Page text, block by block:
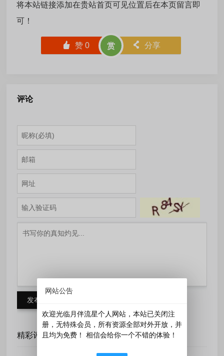
将本站链接添加在贵站首页可见位置后在本页留言即
可！
󰄼 赞0 赏 󰄯 分享
评论
发布评论
精彩评论
网站公告
欢迎光临月伴流星个人网站，本站已关闭注
册，无特殊会员，所有资源全部对外开放，并
且均为免费！ 相信会给你一个不错的体验！